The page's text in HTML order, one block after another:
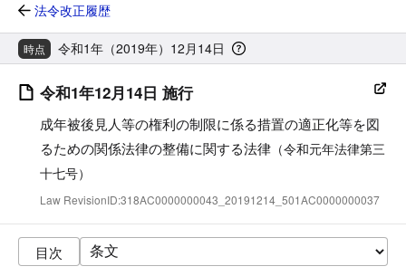
法令改正履歴
時点 令和1年（2019年）12月14日
令和1年12月14日 施行
成年被後見人等の権利の制限に係る措置の適正化等を図
るための関係法律の整備に関する法律 （令和元年法律第三
十七号）
Law RevisionID:318AC0000000043_20191214_501AC0000000037
目次